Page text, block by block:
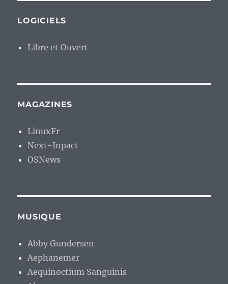
LOGICIELS
Libre et Ouvert
MAGAZINES
LinuxFr
Next-Inpact
OSNews
MUSIQUE
Abby Gundersen
Aephanemer
Aequinoctium Sanguinis